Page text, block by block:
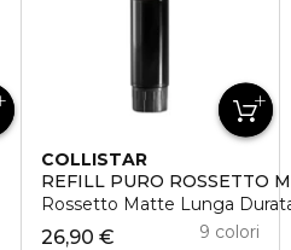
COLLISTAR
REFILL PURO ROSSETTO
Rossetto Matte Lunga
26,90 € 9 colori